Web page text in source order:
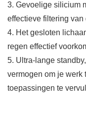
3. Gevoelige silicium
effectieve filtering
4. Het gesloten
regen effectief
5. Ultra-lange
vermogen om je werk
toepassingen te